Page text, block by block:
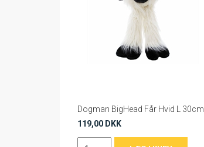
Dogman BigHead Får Hvid L 30cm
119,00 DKK